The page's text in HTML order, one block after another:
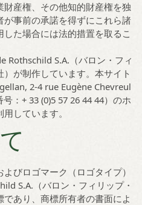
財産権、その他知的財産権を独
事前の承諾を得ずにこれら諸
た場合には法的措置を取るこ
Rothschild S.A.（バロン・フィ
が制作しています。本サイト
2-4 rue Eugène Chevreul
号：+ 33 (0)5 57 26 44 44）のホ
しています。
びロゴマーク（ロゴタイプ）
S.A.（バロン・フィリップ・
あり、商標所有者の書面によ